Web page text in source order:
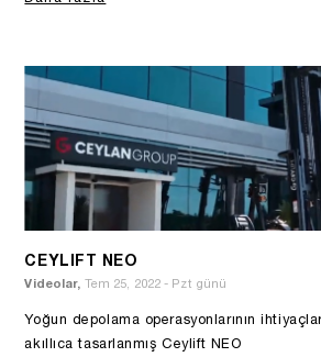
CEYLIFT NEO
Videolar, Tem 25, 2022 - Pzt günü
Yoğun depolama operasyonlarının
akıllıca tasarlanmış Ceylift NEO